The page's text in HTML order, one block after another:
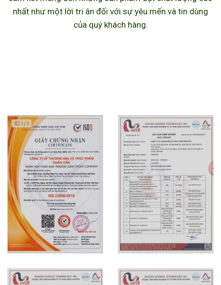
nhất như một lời tri ân đối với sự yêu mến và tin dùng
của quý khách hàng.